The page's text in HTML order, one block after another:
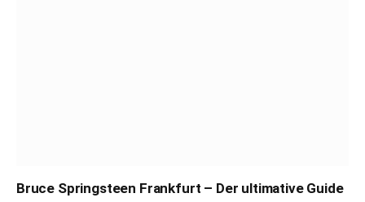
Bruce Springsteen Frankfurt – Der ultimative Guide